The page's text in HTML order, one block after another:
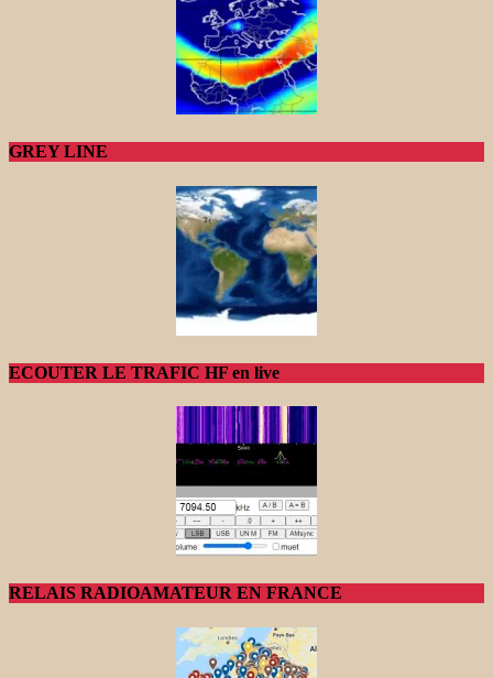
GREY LINE
ECOUTER LE TRAFIC HF en live
RELAIS RADIOAMATEUR EN FRANCE